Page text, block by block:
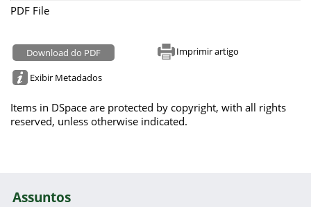
PDF File
Download do PDF Imprimir artigo
Exibir Metadados
Items in DSpace are protected by copyright, with all rights
reserved, unless otherwise indicated.
Assuntos